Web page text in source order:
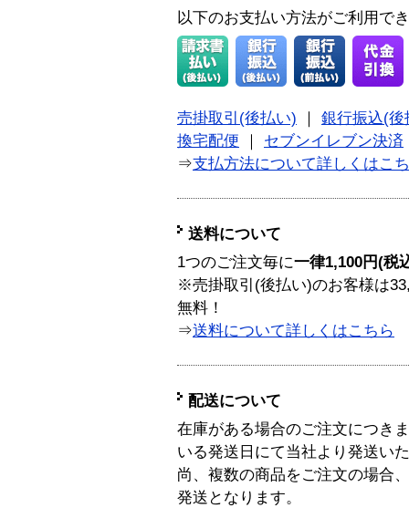
以下のお支払い方法がご利用で
売掛取引(後払い)
銀行振込(後
換宅配便
セブンイレブン決済
⇒支払方法について詳しくはこ
送料について
1つのご注文毎に一律1,100円(税
※売掛取引(後払い)のお客様は
無料！
⇒送料について詳しくはこちら
配送について
在庫がある場合のご注文につき
いる発送日にて当社より発送い
尚、複数の商品をご注文の場合
発送となります。